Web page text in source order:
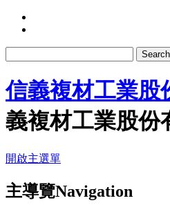
Search
信義複材工業股
義複材工業股份
開啟主選單
主導覽Navigation